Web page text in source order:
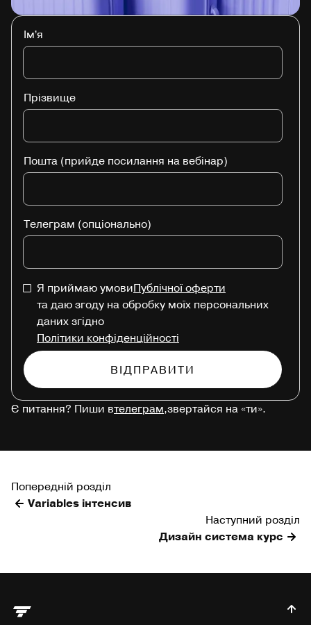
Імʼя
Прізвище
Пошта (прийде посилання на вебінар)
Телеграм (опціонально)
Я приймаю умовиПублічної оферти
та даю згоду на обробку моїх персональних
даних згідно
Політики конфіденційності
Є питання? Пиши втелеграм,звертайся на «ти».
Попередній розділ
Variables інтенсив
Наступний розділ
Дизайн система курс